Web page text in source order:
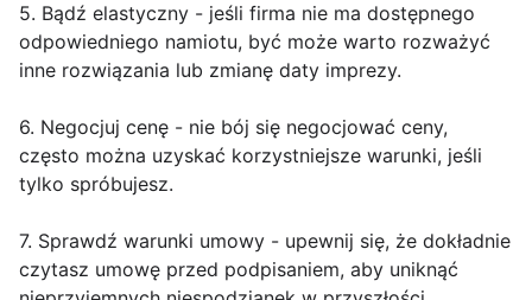
5. Bądź elastyczny - jeśli firma nie ma dostępnego
odpowiedniego namiotu, być może warto rozważyć
inne rozwiązania lub zmianę daty imprezy.
6. Negocjuj cenę - nie bój się negocjować ceny,
często można uzyskać korzystniejsze warunki, jeśli
tylko spróbujesz.
7. Sprawdź warunki umowy - upewnij się, że dokładnie
czytasz umowę przed podpisaniem, aby uniknąć